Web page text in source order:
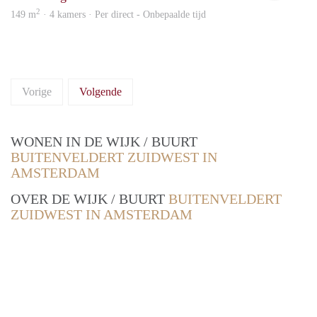
149 m2 · 4 kamers · Per direct - Onbepaalde tijd
Vorige Volgende
WONEN IN DE WIJK / BUURT
BUITENVELDERT ZUIDWEST IN
AMSTERDAM
OVER DE WIJK / BUURT BUITENVELDERT
ZUIDWEST IN AMSTERDAM